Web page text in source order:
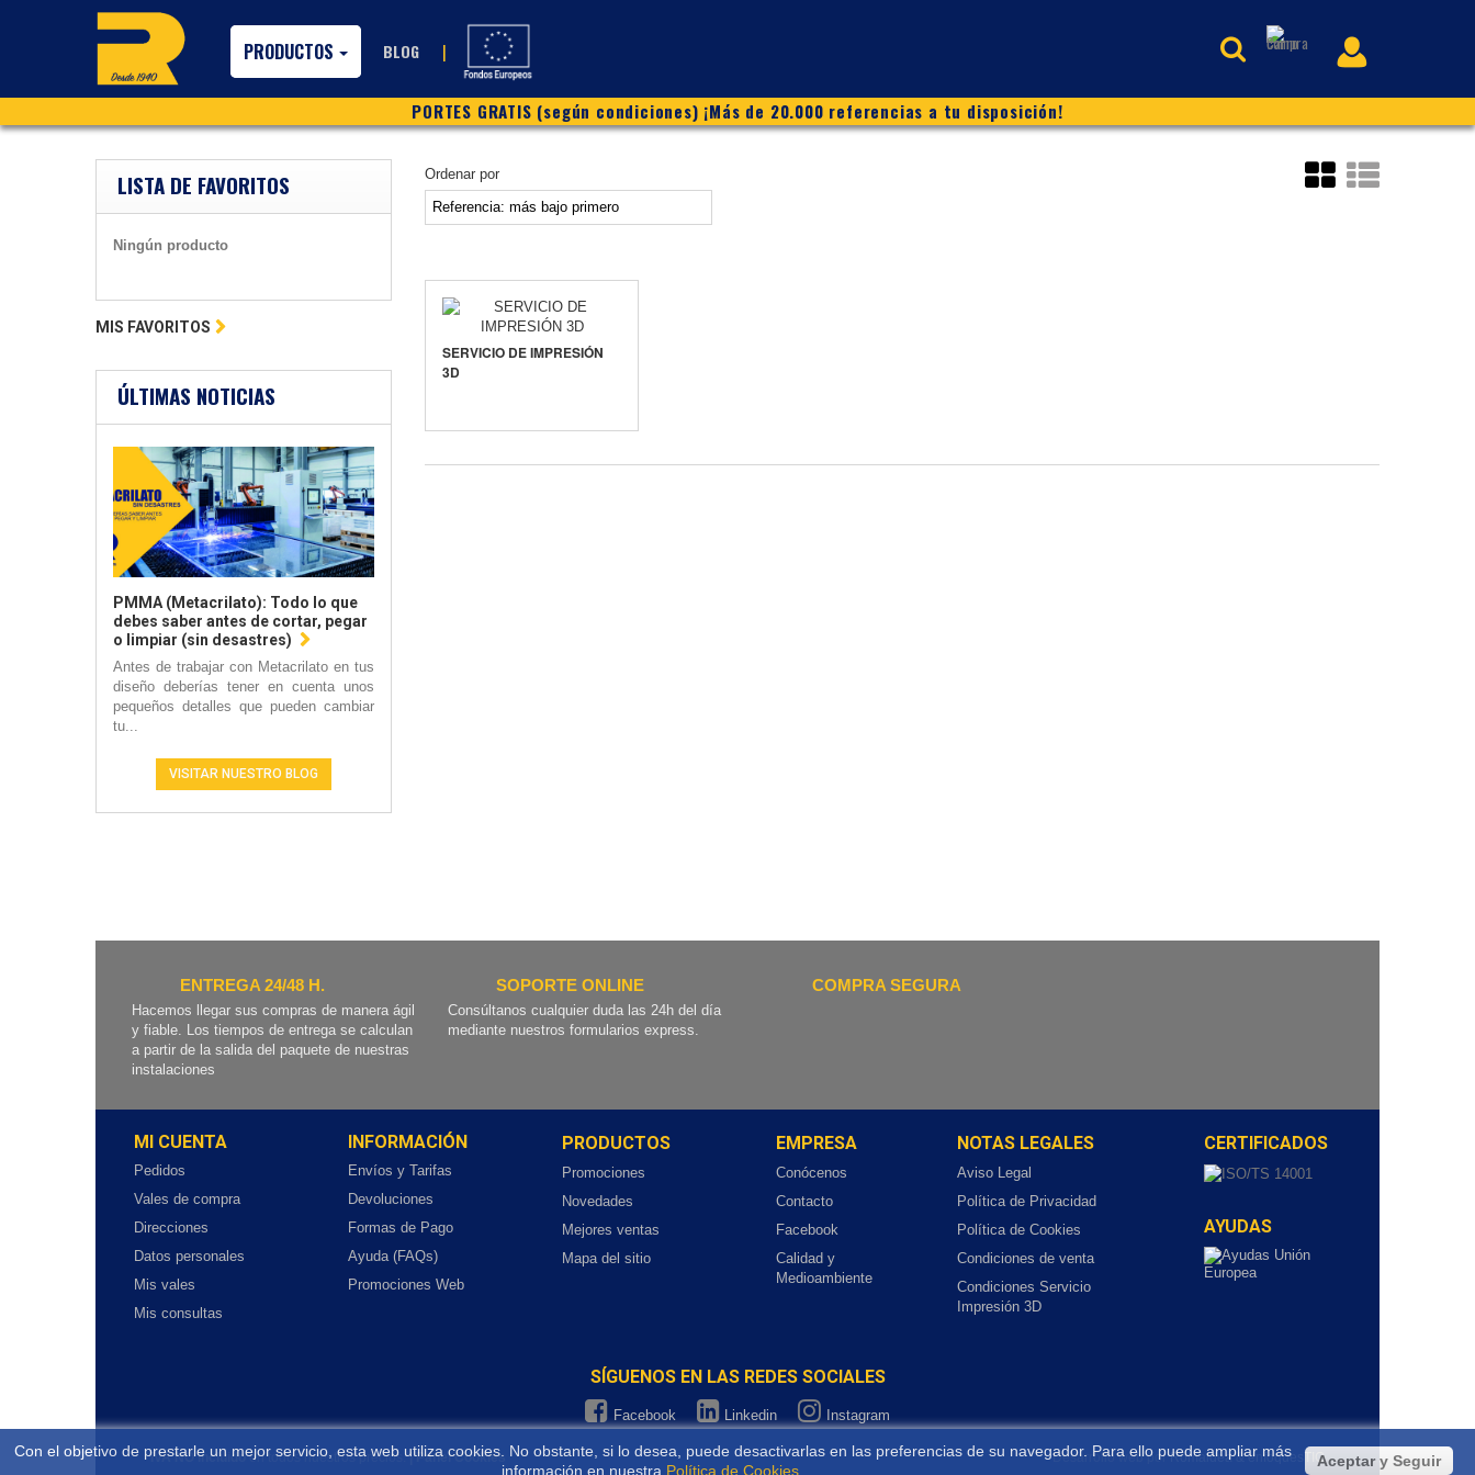
PRODUCTOS BLOG |
PORTES GRATIS (según condiciones) ¡Más de 20.000 referencias a tu disposición!
LISTA DE FAVORITOS
Ningún producto
MIS FAVORITOS
ÚLTIMAS NOTICIAS
PMMA (Metacrilato): Todo lo que
debes saber antes de cortar, pegar
o limpiar (sin desastres)
Antes de trabajar con Metacrilato en tus
diseño deberías tener en cuenta unos
pequeños detalles que pueden cambiar
tu...
VISITAR NUESTRO BLOG
Ordenar por
SERVICIO DE IMPRESIÓN
3D
ENTREGA 24/48 H.
Hacemos llegar sus compras de manera ágil
y fiable. Los tiempos de entrega se calculan
a partir de la salida del paquete de nuestras
instalaciones
SOPORTE ONLINE
Consúltanos cualquier duda las 24h del día
mediante nuestros formularios express.
COMPRA SEGURA
MI CUENTA
Pedidos
Vales de compra
Direcciones
Datos personales
Mis vales
Mis consultas
INFORMACIÓN
Envíos y Tarifas
Devoluciones
Formas de Pago
Ayuda (FAQs)
Promociones Web
PRODUCTOS
Promociones
Novedades
Mejores ventas
Mapa del sitio
EMPRESA
Conócenos
Contacto
Facebook
Calidad y
Medioambiente
NOTAS LEGALES
Aviso Legal
Política de Privacidad
Política de Cookies
Condiciones de venta
Condiciones Servicio
Impresión 3D
CERTIFICADOS
AYUDAS
Con el objetivo de prestarle un mejor servicio, esta web utiliza cookies. No obstante, si lo desea, puede desactivarlas en las preferencias de su navegador. Para ello puede ampliar más
información en nuestra Política de Cookies
Aceptar y Seguir
SÍGUENOS EN LAS REDES SOCIALES
Facebook Linkedin Instagram
IVA NO incluidoen todos nuestros precios.| Panel Cookies Desarrollo web porRomaidea & enfoquesTIC